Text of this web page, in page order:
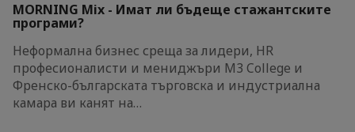
MORNING Mix - Имат ли бъдеще стажантските
програми?
Неформална бизнес среща за лидери, HR
професионалисти и мениджъри M3 College и
Френско-българската търговска и индустриална
камара ви канят на…